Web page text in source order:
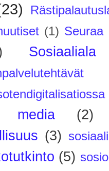
(1) Seuraa
Sosiaaliala
media
(2)
(3)
(5)